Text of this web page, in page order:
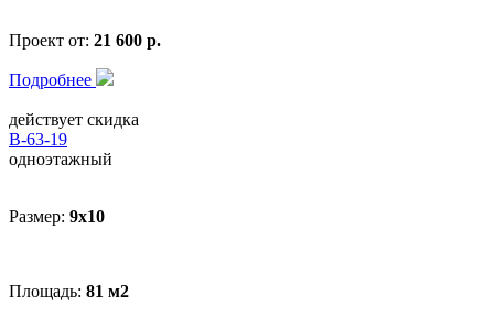
Проект от: 21 600 р.
Подробнее
действует скидка
В-63-19
одноэтажный
Размер: 9x10
Площадь: 81 м2